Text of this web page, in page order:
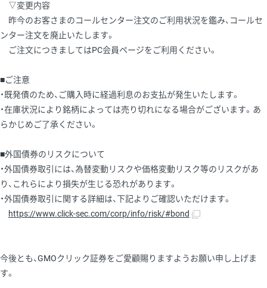
▽変更内容
昨今のお客さまのコールセンター注文のご利用状況を鑑み、コールセ
ンター注文を廃止いたします。
ご注文につきましてはPC会員ページをご利用ください。
■ご注意
・既発債のため、ご購入時に経過利息のお支払が発生いたします。
・在庫状況により銘柄によっては売り切れになる場合がございます。あ
らかじめご了承ください。
■外国債券のリスクについて
・外国債券取引には、為替変動リスクや価格変動リスク等のリスクがあ
り、これらにより損失が生じる恐れがあります。
・外国債券取引に関する詳細は、下記よりご確認いただけます。
https://www.click-sec.com/corp/info/risk/#bond
今後とも、GMOクリック証券をご愛顧賜りますようお願い申し上げま
す。